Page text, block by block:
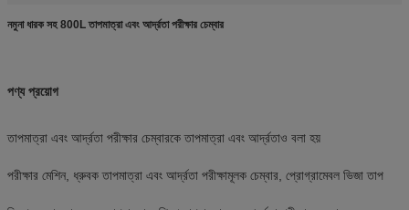
নমুনা ধারক সহ 800L তাপমাত্রা এবং আর্দ্রতা পরীক্ষার চেম্বার
পণ্য প্রয়োগ
তাপমাত্রা এবং আর্দ্রতা পরীক্ষার চেম্বারকে তাপমাত্রা এবং আর্দ্রতাও বলা হয়
পরীক্ষার মেশিন, ধ্রুবক তাপমাত্রা এবং আর্দ্রতা পরীক্ষামূলক চেম্বার, প্রোগ্রামেবল ভিজা তাপ